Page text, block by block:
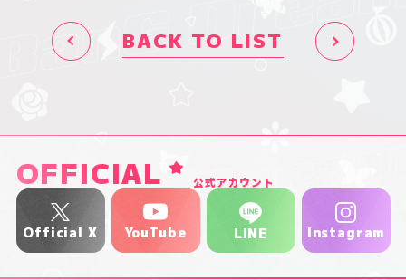
BACK TO LIST
OFFICIAL 公式アカウント
Official X YouTube LINE Instagram